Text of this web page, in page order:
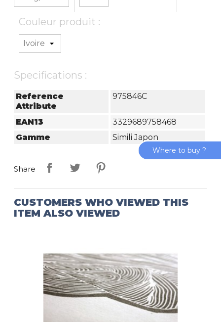
Couleur produit :
Specifications :
Reference
Attribute
975846C
EAN13
3329689758468
Gamme
Simili Japon
Share
CUSTOMERS WHO VIEWED THIS
ITEM ALSO VIEWED
Where to buy ?